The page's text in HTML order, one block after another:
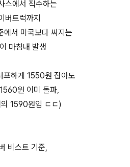
스에서 직수하는
버트럭까지
에서 미국보다 싸지는
마침내 발생
프하게 1550원 잡아도
원 이미 돌파,
1590원임 ㄷㄷ)
비스트 기준,